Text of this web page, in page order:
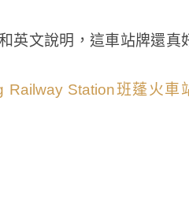
英文說明，這車站牌還真